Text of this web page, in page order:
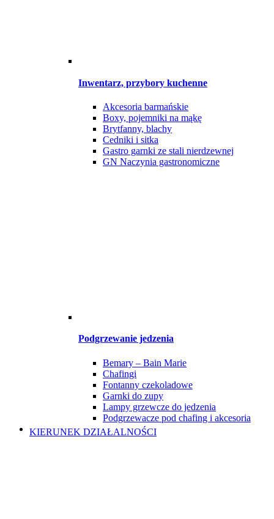
Inwentarz, przybory kuchenne
Akcesoria barmańskie
Boxy, pojemniki na mąkę
Brytfanny, blachy
Cedniki i sitka
Gastro garnki ze stali nierdzewnej
GN Naczynia gastronomiczne
Podgrzewanie jedzenia
Bemary – Bain Marie
Chafingi
Fontanny czekoladowe
Garnki do zupy
Lampy grzewcze do jedzenia
Podgrzewacze pod chafing i akcesoria
KIERUNEK DZIAŁALNOŚCI